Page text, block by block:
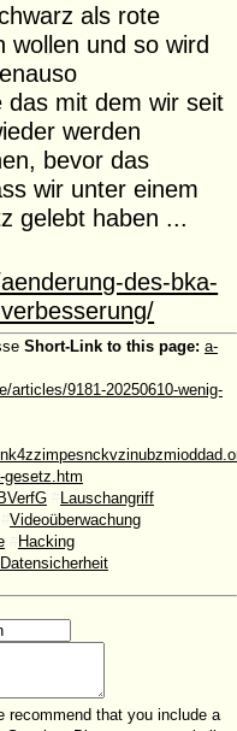
als rote
wollen und so wird
das mit dem wir seit
werden
bevor das
wir unter einem
gelebt haben ...
des-bka-
Short-Link to this page: a-
articles/9181-20250610-wenig-
gesetz.htm
BVerfG
Lauschangriff
Videoüberwachung
Hacking
Datensicherheit
recommend that you include a